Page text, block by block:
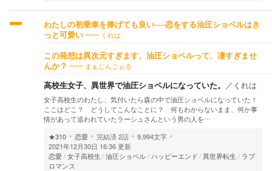
わたしの初乗車を捧げても良い──恋をする油圧ショベルはき
っと可愛い
くれは
この発想は異次元すぎます、油圧ショベルって、凄すぎませ
んか？
まぁじんこぉる
高校生女子、異世界で油圧ショベルになっていた。 ／ くれは
女子高校生のわたし、気付いたら森の中で油圧ショベルになっていた！
ここはどこ？ どうしてこんなことに？ 何もわからないまま、何か事
情があって追われていたラーシュさんという男の人を…
★310
恋愛 完結済2話
9,994文字
2021年12月30日 16:36 更新
恋愛 女子高校生 油圧ショベル ハッピーエンド 異世界転生
ラブ
ロマンス